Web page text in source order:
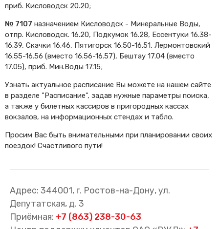
приб. Кисловодск 20.20;
№ 7107 назначением Кисловодск - Минеральные Воды,
отпр. Кисловодск. 16.20, Подкумок 16.28, Ессентуки 16.38-
16.39, Скачки 16.46, Пятигорск 16.50-16.51, Лермонтовский
16.55-16.56 (вместо 16.56-16.57), Бештау 17.04 (вместо
17.05), приб. Мин.Воды 17.15;
Узнать актуальное расписание Вы можете на нашем сайте
в разделе "Расписание", задав нужные параметры поиска,
а также у билетных кассиров в пригородных кассах
вокзалов, на информационных стендах и табло.
Просим Вас быть внимательными при планировании своих
поездок! Счастливого пути!
Адрес: 344001, г. Ростов-на-Дону, ул.
Депутатская, д. 3
Приёмная: +7 (863) 238-30-63